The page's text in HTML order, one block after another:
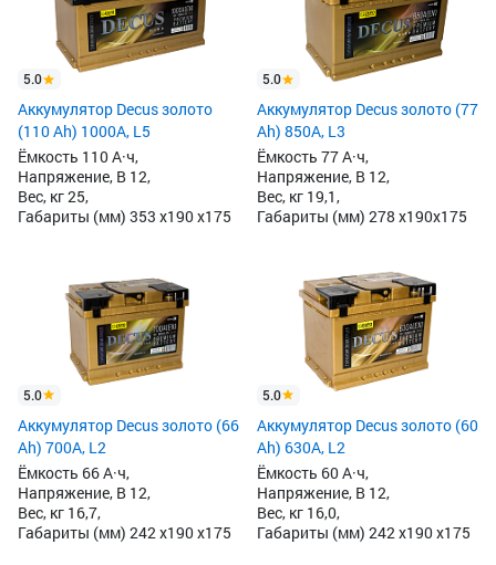
5.0
Аккумулятор Decus золото
(110 Ah) 1000A, L5
Ёмкость 110 А·ч,
Напряжение, В 12,
Вес, кг 25,
Габариты (мм) 353 x190 x175
5.0
Аккумулятор Decus золото (77
Ah) 850А, L3
Ёмкость 77 А·ч,
Напряжение, В 12,
Вес, кг 19,1,
Габариты (мм) 278 x190x175
5.0
Аккумулятор Decus золото (66
Ah) 700A, L2
Ёмкость 66 А·ч,
Напряжение, В 12,
Вес, кг 16,7,
Габариты (мм) 242 x190 x175
5.0
Аккумулятор Decus золото (60
Ah) 630A, L2
Ёмкость 60 А·ч,
Напряжение, В 12,
Вес, кг 16,0,
Габариты (мм) 242 x190 x175